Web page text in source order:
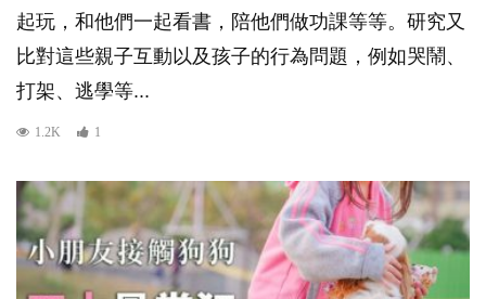
起玩，和他們一起看書，陪他們做功課等等。研究又
比對這些親子互動以及孩子的行為問題，例如哭鬧、
打架、逃學等...
1.2K 1